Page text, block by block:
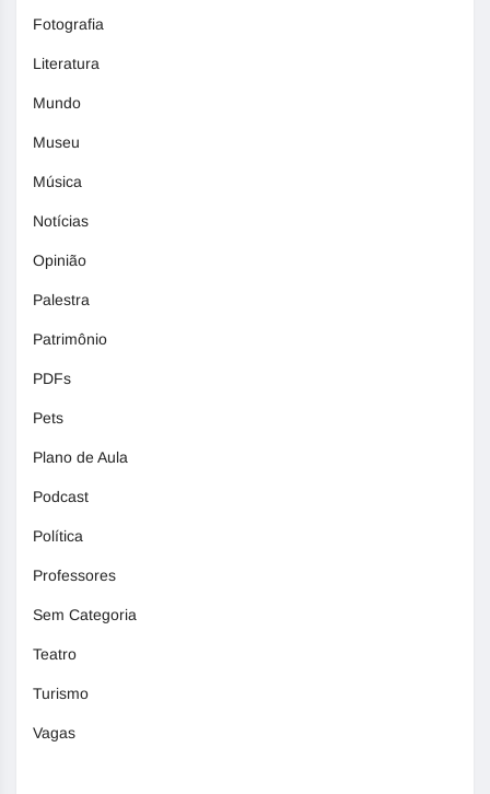
Fotografia
Literatura
Mundo
Museu
Música
Notícias
Opinião
Palestra
Patrimônio
PDFs
Pets
Plano de Aula
Podcast
Política
Professores
Sem Categoria
Teatro
Turismo
Vagas